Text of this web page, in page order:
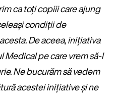
ca toți copiii care ajung
condiții de
De aceea, inițiativa
Medical pe care vrem să-l
Ne bucurăm să vedem
acestei inițiative și ne